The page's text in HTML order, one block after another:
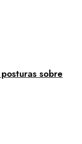
sobre